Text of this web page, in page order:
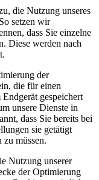
die Nutzung unseres
setzen wir
dass Sie einzelne
Diese werden nach
der
die für einen
gespeichert
unsere Dienste in
dass Sie bereits bei
sie getätigt
zu müssen.
Nutzung unserer
der Optimierung